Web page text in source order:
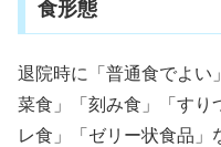
食形態
退院時に「普通食でよい
菜食」「刻み食」「すり
レ食」「ゼリー状食品」